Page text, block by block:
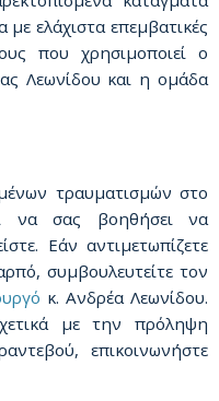
με ελάχιστα επεμβατικές
που χρησιμοποιεί ο
Λεωνίδου και η ομάδα
τραυματισμών στο
να σας βοηθήσει να
Εάν αντιμετωπίζετε
συμβουλευτείτε τον
κ. Ανδρέα Λεωνίδου.
με την πρόληψη
επικοινωνήστε